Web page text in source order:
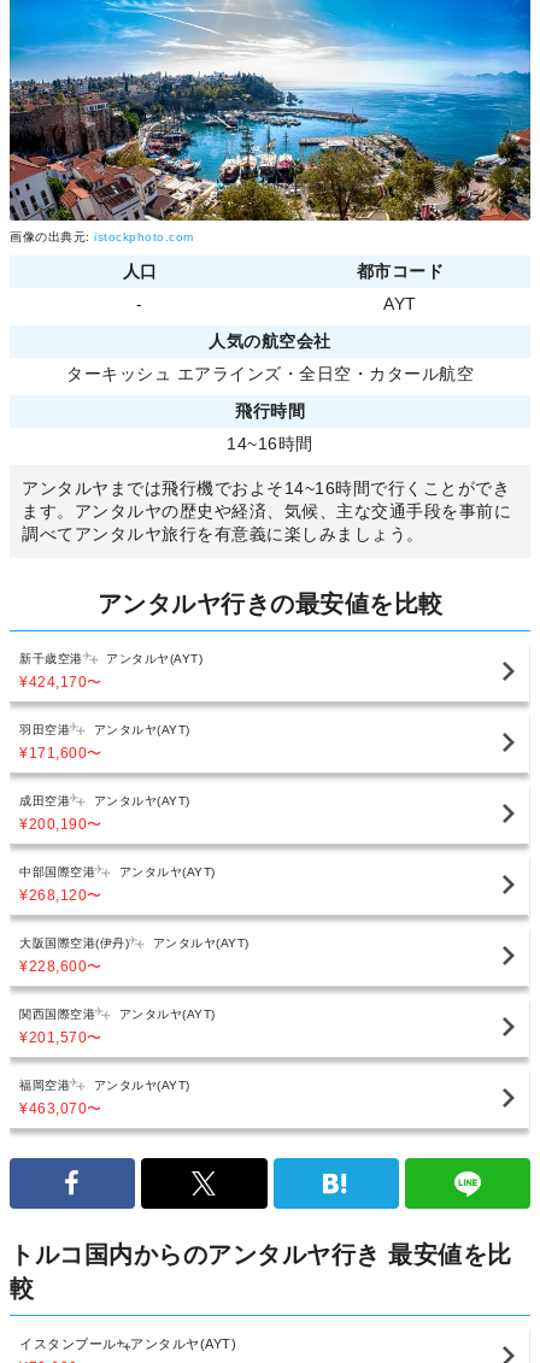
画像の出典元: istockphoto.com
人口
都市コード
-
AYT
人気の航空会社
ターキッシュ エアラインズ ・ 全日空 ・ カタール航空
飛行時間
14~16時間
アンタルヤまでは飛行機でおよそ14~16時間で行くことができ
ます。アンタルヤの歴史や経済、気候、主な交通手段を事前に
調べてアンタルヤ旅行を有意義に楽しみましょう。
アンタルヤ行きの最安値を比較
新千歳空港 アンタルヤ(AYT)
¥424,170〜
羽田空港 アンタルヤ(AYT)
¥171,600〜
成田空港 アンタルヤ(AYT)
¥200,190〜
中部国際空港 アンタルヤ(AYT)
¥268,120〜
大阪国際空港(伊丹) アンタルヤ(AYT)
¥228,600〜
関西国際空港 アンタルヤ(AYT)
¥201,570〜
福岡空港 アンタルヤ(AYT)
¥463,070〜
トルコ国内からのアンタルヤ行き 最安値を比
較
イスタンブール アンタルヤ(AYT)